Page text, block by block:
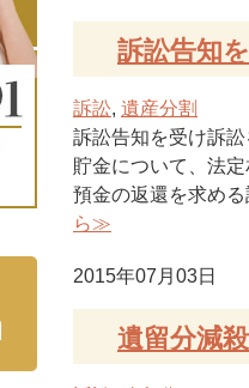
訴訟告知
訴訟, 遺産分割
訴訟告知を受け訴
貯金について、法
預金の返還を求め
ら≫
2015年07月03日
遺留分減